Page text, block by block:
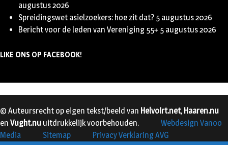
augustus 2026
Spreidingswet asielzoekers: hoe zit dat? 5 augustus 2026
Bericht voor de leden van Vereniging 55+ 5 augustus 2026
LIKE ONS OP FACEBOOK!
© Auteursrecht op eigen tekst/beeld van Helvoirt.net, Haaren.nu
en Vught.nu uitdrukkelijk voorbehouden.
Webdesign Vanoo
Media
Sitemap Privacy Verklaring AVG